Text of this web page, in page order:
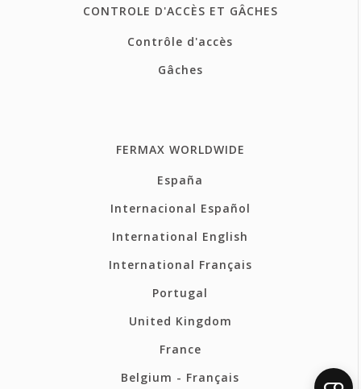
CONTROLE D'ACCÈS ET GÂCHES
Contrôle d'accès
Gâches
FERMAX WORLDWIDE
España
Internacional Español
International English
International Français
Portugal
United Kingdom
France
Belgium - Français